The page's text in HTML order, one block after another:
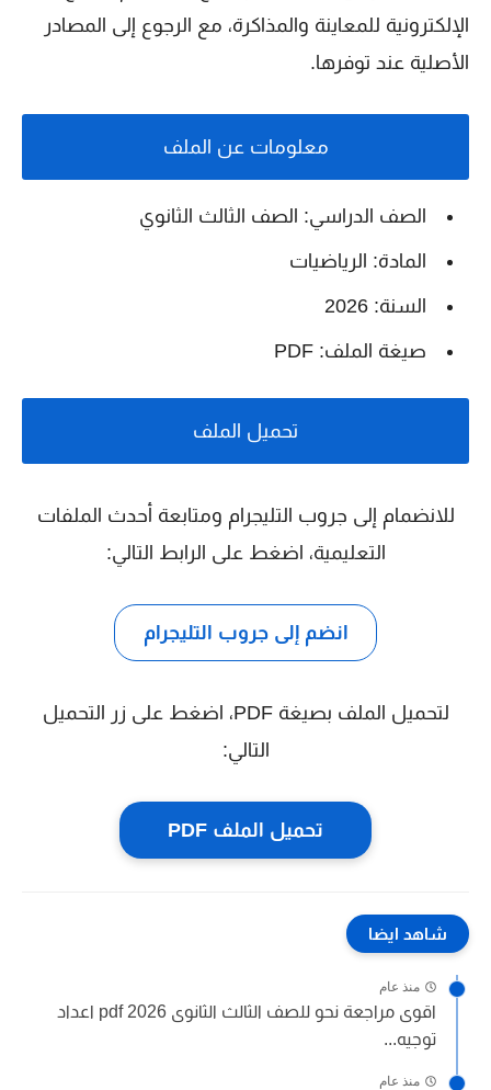
الإلكترونية للمعاينة والمذاكرة، مع الرجوع إلى المصادر
الأصلية عند توفرها.
معلومات عن الملف
الصف الدراسي: الصف الثالث الثانوي
المادة: الرياضيات
السنة: 2026
صيغة الملف: PDF
تحميل الملف
للانضمام إلى جروب التليجرام ومتابعة أحدث الملفات
التعليمية، اضغط على الرابط التالي:
انضم إلى جروب التليجرام
لتحميل الملف بصيغة PDF، اضغط على زر التحميل
التالي:
تحميل الملف PDF
شاهد ايضا
منذ عام
اقوى مراجعة نحو للصف الثالث الثانوى 2026 pdf اعداد
توجيه...
منذ عام